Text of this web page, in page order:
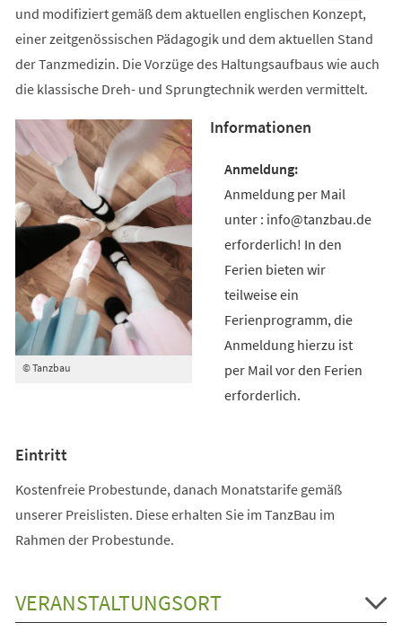
und modifiziert gemäß dem aktuellen englischen Konzept,
einer zeitgenössischen Pädagogik und dem aktuellen Stand
der Tanzmedizin. Die Vorzüge des Haltungsaufbaus wie auch
die klassische Dreh- und Sprungtechnik werden vermittelt.
© Tanzbau
Informationen
Anmeldung per Mail
unter : info@tanzbau.de
erforderlich! In den
Ferien bieten wir
teilweise ein
Ferienprogramm, die
Anmeldung hierzu ist
per Mail vor den Ferien
erforderlich.
Eintritt
Kostenfreie Probestunde, danach Monatstarife gemäß
unserer Preislisten. Diese erhalten Sie im TanzBau im
Rahmen der Probestunde.
VERANSTALTUNGSORT